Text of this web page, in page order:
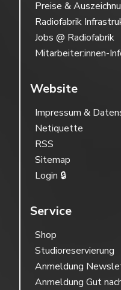
Preise &
Radiofabrik
Jobs @ Radiofabrik
Mitarbeiter:innen-
Website
Impressum &
Netiquette
RSS
Sitemap
Login 🔒
Service
Shop
Studioreservierung
Anmeldung
Anmeldung Gut